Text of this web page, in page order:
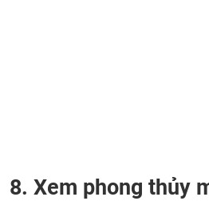
8. Xem phong thủy